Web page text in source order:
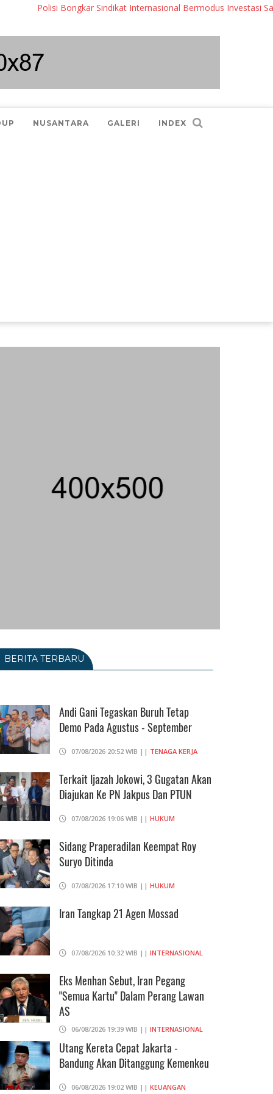
Polisi Bongkar Sindikat Internasional Bermodus Investasi Saham
NUSANTARA GALERI INDEX
BERITA TERBARU
Andi Gani Tegaskan Buruh Tetap
Demo Pada Agustus - September
07/08/2026 20:52 WIB || TENAGA KERJA
Terkait Ijazah Jokowi, 3 Gugatan Akan
Diajukan Ke PN Jakpus Dan PTUN
07/08/2026 19:06 WIB || HUKUM
Sidang Praperadilan Keempat Roy
Suryo Ditinda
07/08/2026 17:10 WIB || HUKUM
Iran Tangkap 21 Agen Mossad
07/08/2026 10:32 WIB || INTERNASIONAL
Eks Menhan Sebut, Iran Pegang
"Semua Kartu" Dalam Perang Lawan
AS
06/08/2026 19:39 WIB || INTERNASIONAL
Utang Kereta Cepat Jakarta -
Bandung Akan Ditanggung Kemenkeu
06/08/2026 19:02 WIB || KEUANGAN